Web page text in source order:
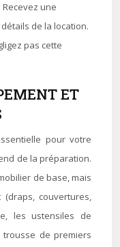
Recevez une
de la location.
pas cette
ET
pour votre
de la préparation.
de base, mais
couvertures,
les ustensiles de
trousse de premiers